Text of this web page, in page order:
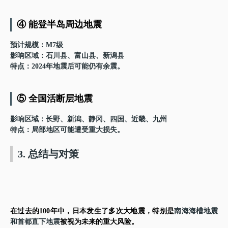
④ 能登半岛周边地震
预计规模 ：M7级
影响区域 ：石川县、富山县、新潟县
特点 ：2024年地震后可能仍有余震。
⑤ 全国活断层地震
影响区域 ：长野、新潟、静冈、四国、近畿、九州
特点 ：局部地区可能遭受重大损失。
3. 总结与对策
在过去的100年中，日本发生了多次大地震，特别是南海海槽地震
和首都直下地震被视为未来的重大风险。